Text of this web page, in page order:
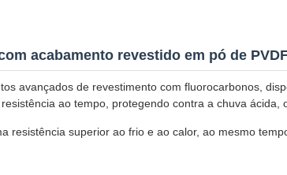
acabamento revestido em pó de
avançados de revestimento com fluorocarbonos,
ao tempo, protegendo contra a chuva ácida,
resistência superior ao frio e ao calor, ao mesmo